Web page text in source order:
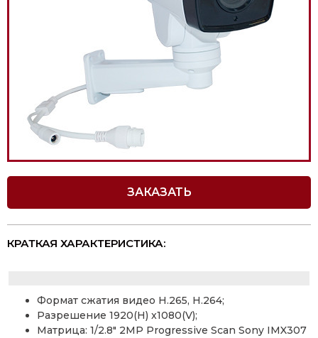
ЗАКАЗАТЬ
КРАТКАЯ ХАРАКТЕРИСТИКА:
Формат сжатия видео H.265, H.264;
Разрешение 1920(H) x1080(V);
Матрица: 1/2.8″ 2MP Progressive Scan Sony IMX307